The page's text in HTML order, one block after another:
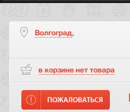
Волгоград,
в корзине нет товара